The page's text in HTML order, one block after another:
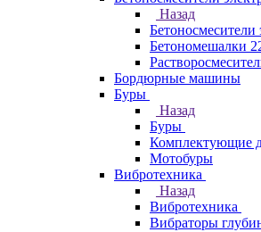
Назад
Бетоносмесители
Бетономешалки
Бордюрные машины
Буры
Назад
Буры
Комплектующие
Мотобуры
Вибротехника
Назад
Вибротехника
Вибраторы